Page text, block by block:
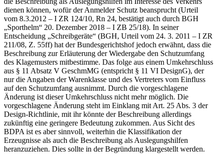
dienen können, wofür der Anmelder Schutz beansprucht (Urteil
vom 8.3.2012 – I ZR 124/10, Rn 24, bestätigt auch durch BGH
„Sporthelm“ 20. Dezember 2018 – I ZB 25/18). In seiner
Entscheidung „Schreibgeräte“ (BGH, Urteil vom 24. 3. 2011 – I ZR
211/08, Z. 55ff) hat der Bundesgerichtshof jedoch erwähnt, dass die
Beschreibung zur Erläuterung der Wiedergabe den Schutzumfang
des Klagemusters mitbestimme. Das folge aus einem Umkehrschluss
aus § 11 Absatz V GeschmMG (entspricht § 11 VI DesignG), der
nur die Angaben der Warenklasse und des Vertreters vom Einfluss
auf den Schutzumfang ausnimmt. Durch die vorgeschlagene
Änderung ist dieser Umkehrschluss nicht mehr möglich. Die
vorgeschlagene Änderung steht im Einklang mit Art. 25 Abs. 3 der
Design-Richtlinie, mit ihr könnte der Beschreibung allerdings
zukünftig eine geringere Bedeutung zukommen. Aus Sicht des
BDPA ist es aber sinnvoll, weiterhin die Klassifikation der
Erzeugnisse als auch die Beschreibung als Auslegungshilfen
heranzuziehen. Dies sollte in der Begründung klargestellt werden.